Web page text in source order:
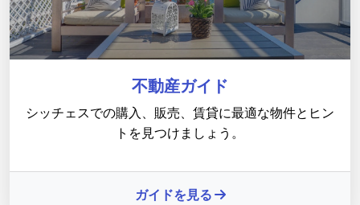
不動産ガイド
シッチェスでの購入、販売、賃貸に最適な物件とヒン
トを見つけましょう。
ガイドを見る